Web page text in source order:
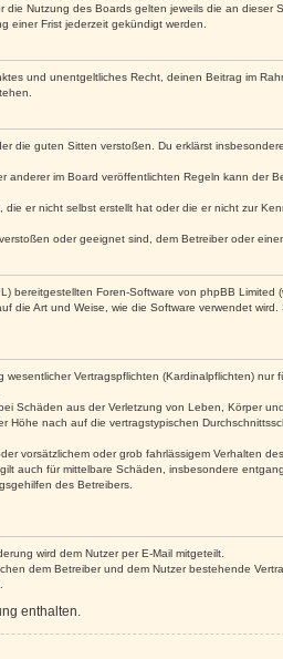
Nutzung des Boards gelten jeweils die an dieser
einer Frist jederzeit gekündigt werden.
und unentgeltliches Recht, deinen Beitrag im
die guten Sitten verstoßen. Du erklärst
im Board veröffentlichten Regeln kann der
er nicht selbst erstellt hat oder die er nicht zur
oder geeignet sind, dem Betreiber oder
bereitgestellten Foren-Software von phpBB
Art und Weise, wie die Software verwendet
Vertragspflichten (Kardinalpflichten)
Schäden aus der Verletzung von Leben, Körper
nach auf die vertragstypischen
vorsätzlichem oder grob fahrlässigem Verhalten
auch für mittelbare Schäden, insbesondere
des Betreibers.
wird dem Nutzer per E-Mail mitgeteilt.
dem Betreiber und dem Nutzer bestehende
enthalten.